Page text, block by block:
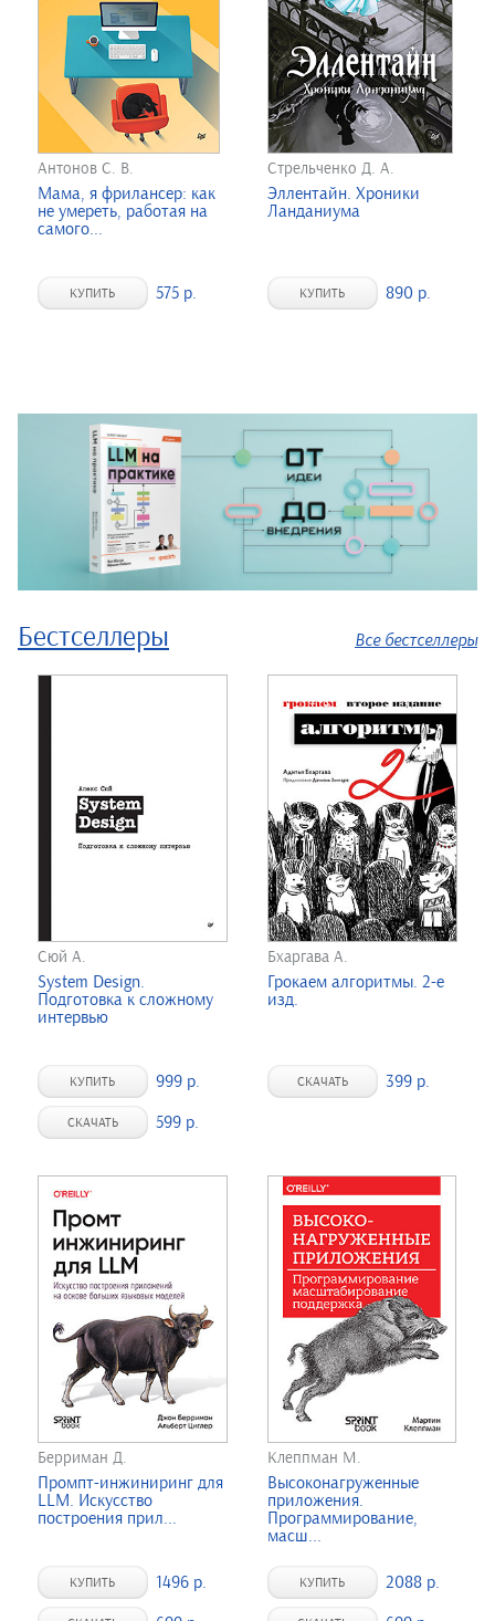
Антонов С. В.
Мама, я фрилансер: как
не умереть, работая на
самого...
КУПИТЬ 575 р.
Стрельченко Д. А.
Эллентайн. Хроники
Ланданиума
КУПИТЬ 890 р.
Бестселлеры Все бестселлеры
Сюй А.
System Design.
Подготовка к сложному
интервью
КУПИТЬ 999 р.
СКАЧАТЬ 599 р.
Бхаргава А.
Грокаем алгоритмы. 2-е
изд.
СКАЧАТЬ 399 р.
Берриман Д.
Промпт-инжиниринг для
LLM. Искусство
построения прил...
КУПИТЬ 1496 р.
Клеппман М.
Высоконагруженные
приложения.
Программирование,
масш...
КУПИТЬ 2088 р.